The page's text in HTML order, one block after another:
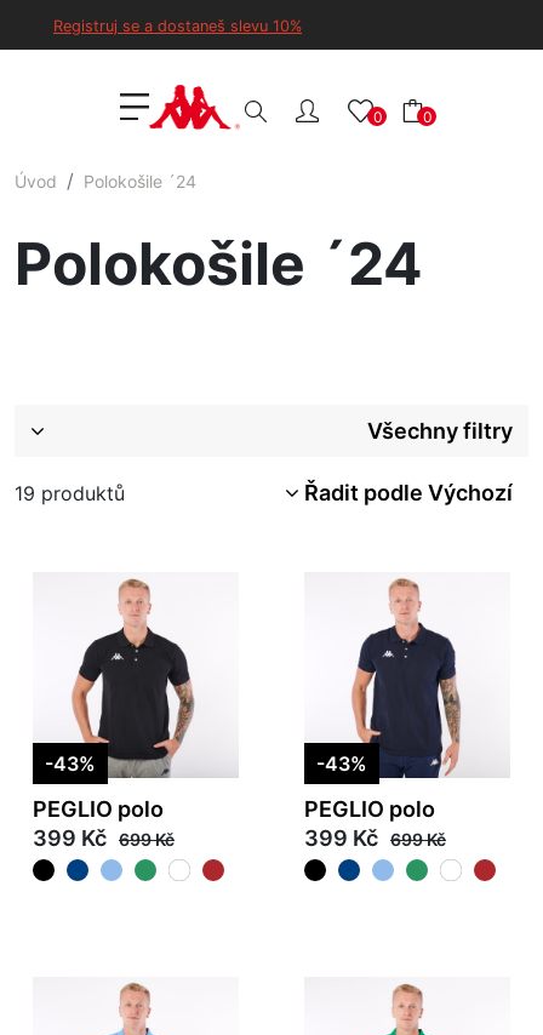
Registruj se a dostaneš slevu 10%
0 0
Úvod Polokošile ´24
Polokošile ´24
Všechny filtry
19 produktů Řadit podle Výchozí
-43%
PEGLIO polo
399 Kč 699 Kč
-43%
PEGLIO polo
399 Kč 699 Kč